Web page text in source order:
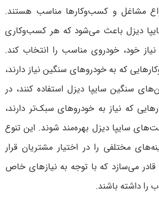
مشاغل و کسب‌وکارها مناسب هستند.
دیزل باعث می‌شود که هر کسب‌وکاری
نیاز خود، خودروی مناسب را انتخاب کند.
که به خودروهای سنگین نیاز دارند،
سنگین سایپا دیزل استفاده کنند، در
که نیاز به خودروهای سبک‌تر دارند،
سایپا دیزل بهره‌مند شوند. این تنوع
مختلفی را در اختیار مشتریان قرار
می‌سازد که با توجه به نیازهای خاص
را داشته باشند.